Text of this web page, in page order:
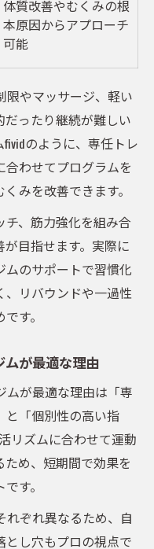
体質改善やむくみの根
本原因からアプローチ
可能
限やマッサージ、軽い
ったり継続が難しい
のように、専任トレ
わせてプログラムを
みを改善できます。
チ、筋力強化を組み合
目指せます。実際に
ムのサポートで習慣化
、リバウンドや一過性
す。
が最適な理由
ムが最適な理由は「専
と「個別性の高い指
リズムに合わせて運動
め、短期間で効果を
す。
れぞれ異なるため、自
とし穴もプロの視点で